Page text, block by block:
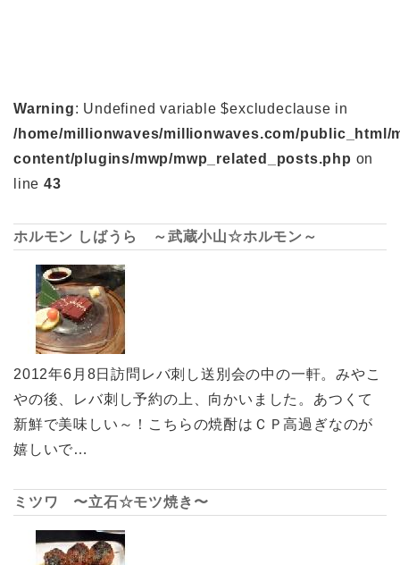
Warning: Undefined variable $excludeclause in
/home/millionwaves/millionwaves.com/public_html/
content/plugins/mwp/mwp_related_posts.php on
line 43
ホルモン しばうら ～武蔵小山☆ホルモン～
2012年6月8日訪問レバ刺し送別会の中の一軒。みやこ
やの後、レバ刺し予約の上、向かいました。あつくて
新鮮で美味しい～！こちらの焼酎はＣＰ高過ぎなのが
嬉しいで…
ミツワ 〜立石☆モツ焼き〜